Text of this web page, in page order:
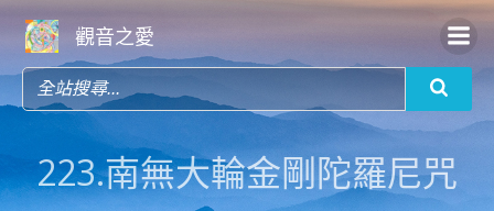
content
觀音之愛
223.南無大輪金剛陀羅尼咒